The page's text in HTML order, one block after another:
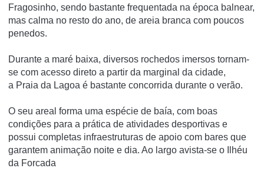
Fragosinho, sendo bastante frequentada na época balnear,
mas calma no resto do ano, de areia branca com poucos
penedos.
Durante a maré baixa, diversos rochedos imersos tornam-
se com acesso direto a partir da marginal da cidade,
a Praia da Lagoa é bastante concorrida durante o verão.
O seu areal forma uma espécie de baía, com boas
condições para a prática de atividades desportivas e
possui completas infraestruturas de apoio com bares que
garantem animação noite e dia. Ao largo avista-se o Ilhéu
da Forcada